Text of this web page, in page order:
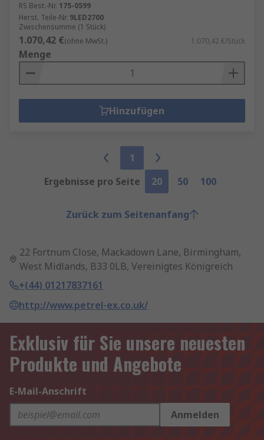
RS Best.-Nr. 175-0599
Herst. Teile-Nr. 9LED2700
Zwischensumme (1 Stück)
1.070,42 €(ohne MwSt.) 1.070,42 €/Stück
Menge
Hinzufügen
1
Ergebnisse pro Seite
20 50 100
Zurück zum Seitenanfang
22 Fortnum Close, Mackadown Lane, Birmingham,
West Midlands, B33 0LB, Vereinigtes Königreich
+(44) 01217837161
http://www.petrel-ex.co.uk/
Exklusiv für Sie unsere neuesten
Produkte und Angebote
E-Mail-Anschrift
Anmelden